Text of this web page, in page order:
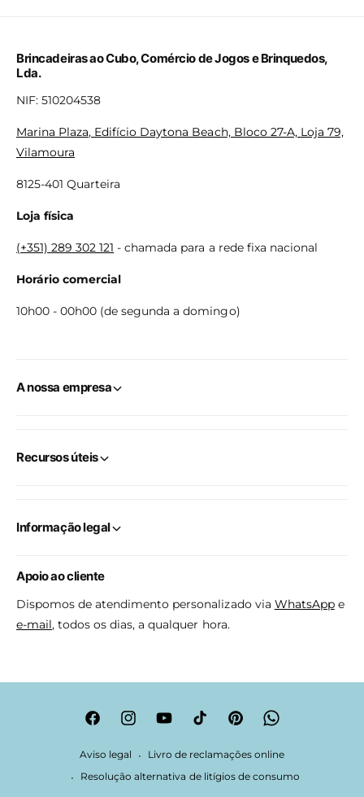
Brincadeiras ao Cubo, Comércio de Jogos e Brinquedos,
Lda.
NIF: 510204538
Marina Plaza, Edifício Daytona Beach, Bloco 27-A, Loja 79,
Vilamoura
8125-401 Quarteira
Loja física
(+351) 289 302 121 - chamada para a rede fixa nacional
Horário comercial
10h00 - 00h00 (de segunda a domingo)
A nossa empresa
Recursos úteis
Informação legal
Apoio ao cliente
Dispomos de atendimento personalizado via WhatsAppe
e-mail, todos os dias, a qualquer hora.
Aviso legal
Livro de reclamações online
Resolução alternativa de litígios de consumo
F
a
c
I
n
s
Y
o
u
T
i
k
P
i
n
W
h
a